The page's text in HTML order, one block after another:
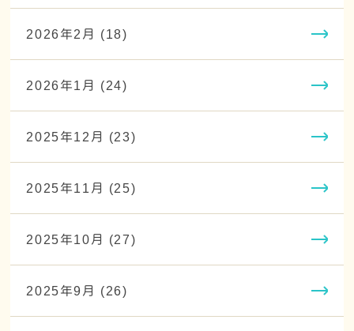
2026年2月 (18)
2026年1月 (24)
2025年12月 (23)
2025年11月 (25)
2025年10月 (27)
2025年9月 (26)